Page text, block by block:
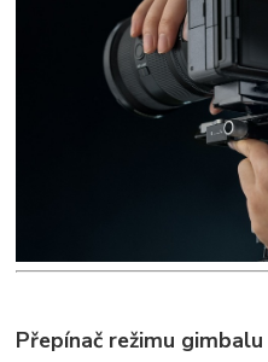
Přepínač režimu gimbalu